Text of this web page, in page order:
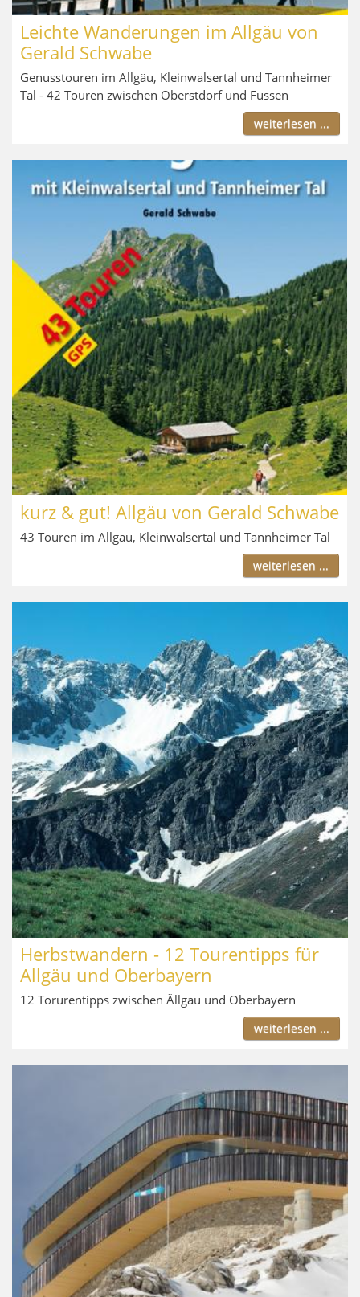
Leichte Wanderungen im Allgäu von
Gerald Schwabe
Genusstouren im Allgäu, Kleinwalsertal und Tannheimer
Tal - 42 Touren zwischen Oberstdorf und Füssen
weiterlesen ...
kurz & gut! Allgäu von Gerald Schwabe
43 Touren im Allgäu, Kleinwalsertal und Tannheimer Tal
weiterlesen ...
Herbstwandern - 12 Tourentipps für
Allgäu und Oberbayern
12 Torurentipps zwischen Ällgau und Oberbayern
weiterlesen ...